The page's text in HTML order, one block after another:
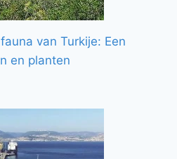
van Turkije: Een
en planten